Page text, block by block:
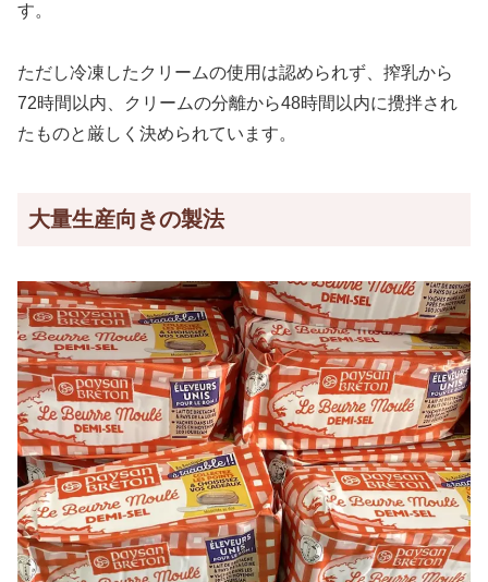
す。
ただし冷凍したクリームの使用は認められず、搾乳から
72時間以内、クリームの分離から48時間以内に攪拌され
たものと厳しく決められています。
大量生産向きの製法